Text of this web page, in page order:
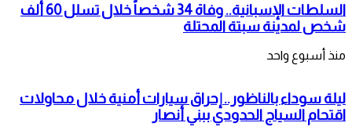
السلطات الإسبانية.. وفاة 34 شخصاً خلال تسلل 60 ألف
شخص لمدينة سبتة المحتلة
منذ أسبوع واحد
ليلة سوداء بالناظور.. إحراق سيارات أمنية خلال محاولات
اقتحام السياج الحدودي ببني أنصار